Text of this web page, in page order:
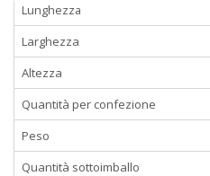
Lunghezza
Larghezza
Altezza
Quantità per confezione
Peso
Quantità sottoimballo